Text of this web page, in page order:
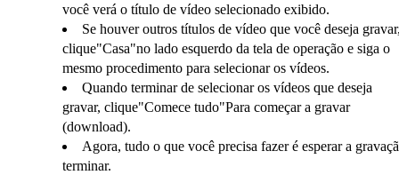
você verá o título de vídeo selecionado exibido.
Se houver outros títulos de vídeo que você deseja
clique"Casa"no lado esquerdo da tela de operação e siga o
mesmo procedimento para selecionar os vídeos.
Quando terminar de selecionar os vídeos que deseja
gravar, clique"Comece tudo"Para começar a gravar
(download).
Agora, tudo o que você precisa fazer é esperar a
terminar.